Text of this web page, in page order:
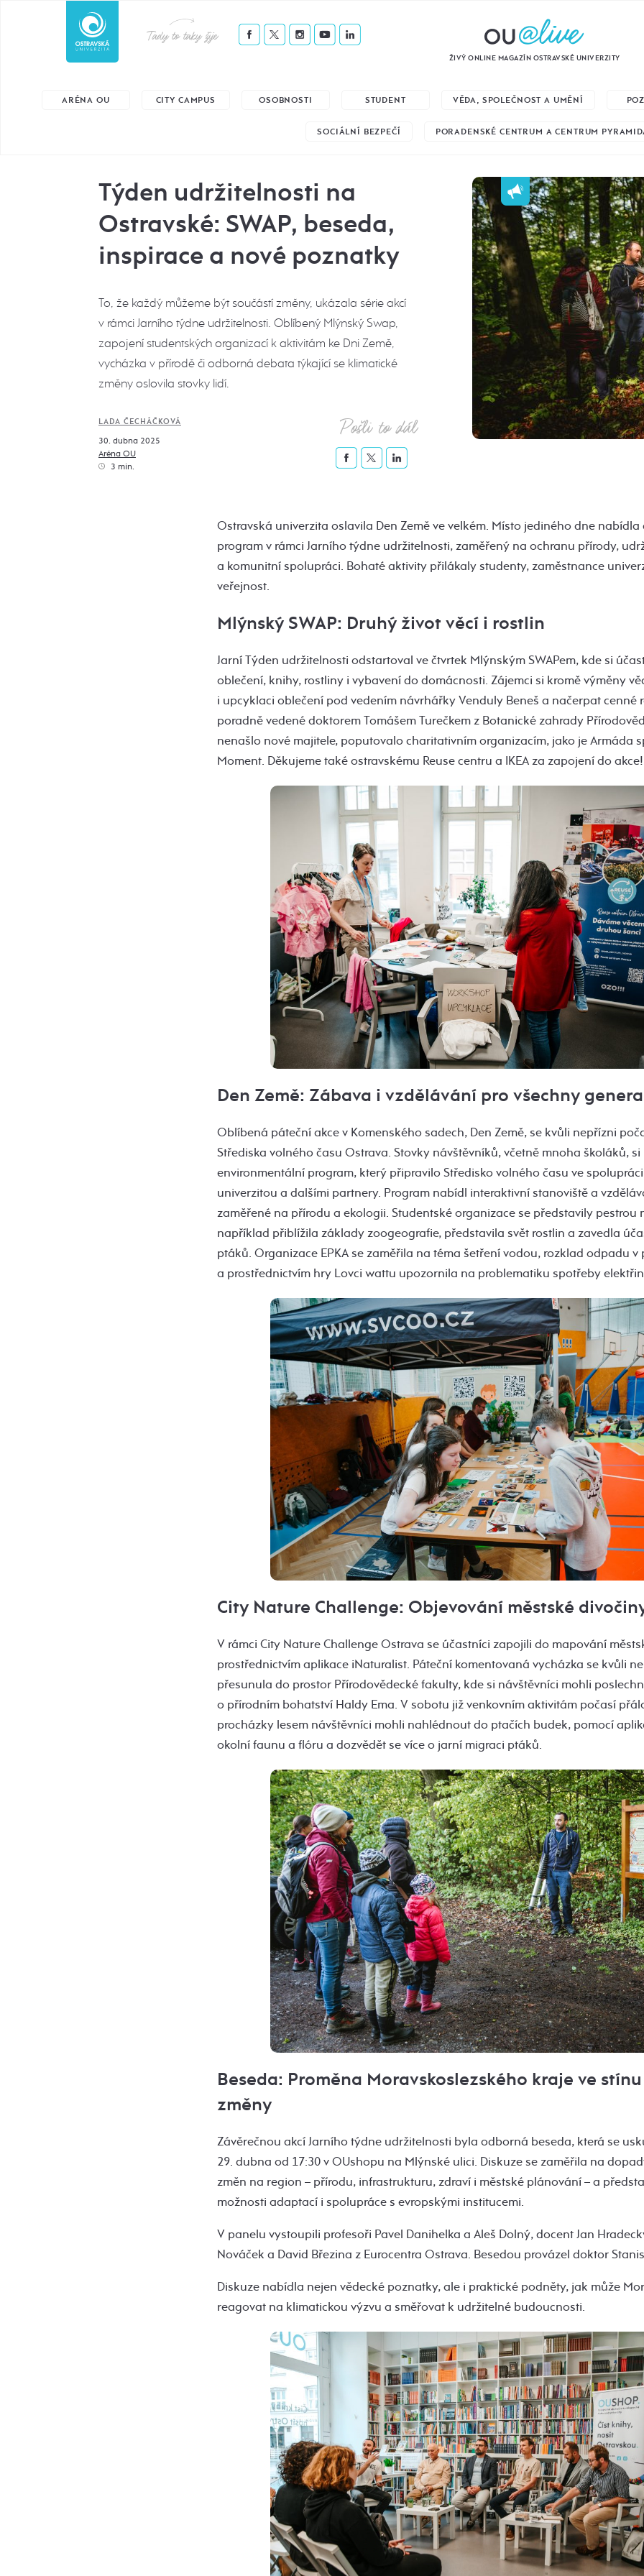
Tady to taky žije
ŽIVÝ ONLINE MAGAZÍN OSTRAVSKÉ UNIVERZITY
ARÉNA OU CITY CAMPUS OSOBNOSTI STUDENT VĚDA, SPOLEČNOST A UMĚNÍ
SOCIÁLNÍ BEZPEČÍ PORADENSKÉ CENTRUM A CENTRUM
Týden udržitelnosti na
Ostravské: SWAP, beseda,
inspirace a nové poznatky
To, že každý můžeme být součástí změny, ukázala série akcí
v rámci Jarního týdne udržitelnosti. Oblíbený Mlýnský Swap,
zapojení studentských organizací k aktivitám ke Dni Země,
vycházka v přírodě či odborná debata týkající se klimatické
změny oslovila stovky lidí.
LADA ČECHÁČKOVÁ
30. dubna 2025
Aréna OU
3 min.
Pošli to dál
Ostravská univerzita oslavila Den Země ve velkém. Místo jediného dne
program v rámci Jarního týdne udržitelnosti, zaměřený na ochranu přírody,
a komunitní spolupráci. Bohaté aktivity přilákaly studenty, zaměstnance
veřejnost.
Mlýnský SWAP: Druhý život věcí i rostlin
Jarní Týden udržitelnosti odstartoval ve čtvrtek Mlýnským SWAPem, kde si
oblečení, knihy, rostliny i vybavení do domácnosti. Zájemci si kromě výměny
i upcyklaci oblečení pod vedením návrhářky Venduly Beneš a načerpat cenné
poradně vedené doktorem Tomášem Turečkem z Botanické zahrady
nenašlo nové majitele, poputovalo charitativním organizacím, jako je Armáda
Moment. Děkujeme také ostravskému Reuse centru a IKEA za zapojení do akce!
Den Země: Zábava i vzdělávání pro všechny
Oblíbená páteční akce v Komenského sadech, Den Země, se kvůli nepřízni
Střediska volného času Ostrava. Stovky návštěvníků, včetně mnoha školáků,
environmentální program, který připravilo Středisko volného času ve
univerzitou a dalšími partnery. Program nabídl interaktivní stanoviště a
zaměřené na přírodu a ekologii. Studentské organizace se představily pestrou
například přiblížila základy zoogeografie, představila svět rostlin a zavedla
ptáků. Organizace EPKA se zaměřila na téma šetření vodou, rozklad odpadu v
a prostřednictvím hry Lovci wattu upozornila na problematiku spotřeby
City Nature Challenge: Objevování městské
V rámci City Nature Challenge Ostrava se účastníci zapojili do mapování
prostřednictvím aplikace iNaturalist. Páteční komentovaná vycházka se kvůli
přesunula do prostor Přírodovědecké fakulty, kde si návštěvníci mohli
o přírodním bohatství Haldy Ema. V sobotu již venkovním aktivitám počasí
procházky lesem návštěvníci mohli nahlédnout do ptačích budek, pomocí
okolní faunu a flóru a dozvědět se více o jarní migraci ptáků.
Beseda: Proměna Moravskoslezského kraje ve
změny
Závěrečnou akcí Jarního týdne udržitelnosti byla odborná beseda, která se
29. dubna od 17:30 v OUshopu na Mlýnské ulici. Diskuze se zaměřila na
změn na region – přírodu, infrastrukturu, zdraví i městské plánování – a
možnosti adaptací i spolupráce s evropskými institucemi.
V panelu vystoupili profesoři Pavel Danihelka a Aleš Dolný, docent Jan
Nováček a David Březina z Eurocentra Ostrava. Besedou provázel doktor
Diskuze nabídla nejen vědecké poznatky, ale i praktické podněty, jak může
reagovat na klimatickou výzvu a směřovat k udržitelné budoucnosti.